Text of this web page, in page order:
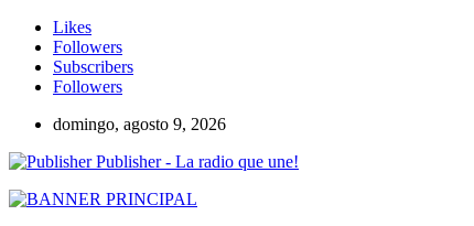
Likes
Followers
Subscribers
Followers
domingo, agosto 9, 2026
Publisher - La radio que une!